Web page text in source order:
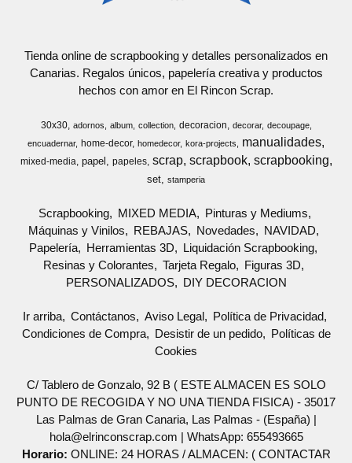
Tienda online de scrapbooking y detalles personalizados en
Canarias. Regalos únicos, papelería creativa y productos
hechos con amor en El Rincon Scrap.
30x30 adornos album collection decoracion decorar
decoupage
encuadernar
home-decor homedecor kora-projects manualidades
mixed-media papel papeles scrap scrapbook scrapbooking
set stamperia
Scrapbooking MIXED MEDIA
Pinturas y Mediums
Máquinas y Vinilos
REBAJAS Novedades
NAVIDAD
Papelería
Herramientas 3D
Liquidación Scrapbooking
Resinas y Colorantes
Tarjeta Regalo
Figuras 3D
PERSONALIZADOS
DIY DECORACION
Ir arriba Contáctanos Aviso Legal
Política de Privacidad
Condiciones de Compra
Desistir de un pedido
Políticas de
Cookies
C/ Tablero de Gonzalo, 92 B ( ESTE ALMACEN ES SOLO
PUNTO DE RECOGIDA Y NO UNA TIENDA FISICA) - 35017
Las Palmas de Gran Canaria, Las Palmas - (España) |
hola@elrinconscrap.com | WhatsApp: 655493665
Horario: ONLINE: 24 HORAS / ALMACEN: ( CONTACTAR